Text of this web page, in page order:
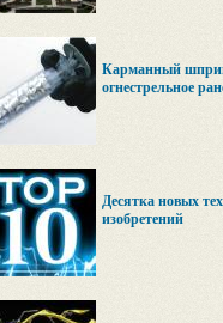
Карманный
огнестрельное
Десятка новых
изобретений